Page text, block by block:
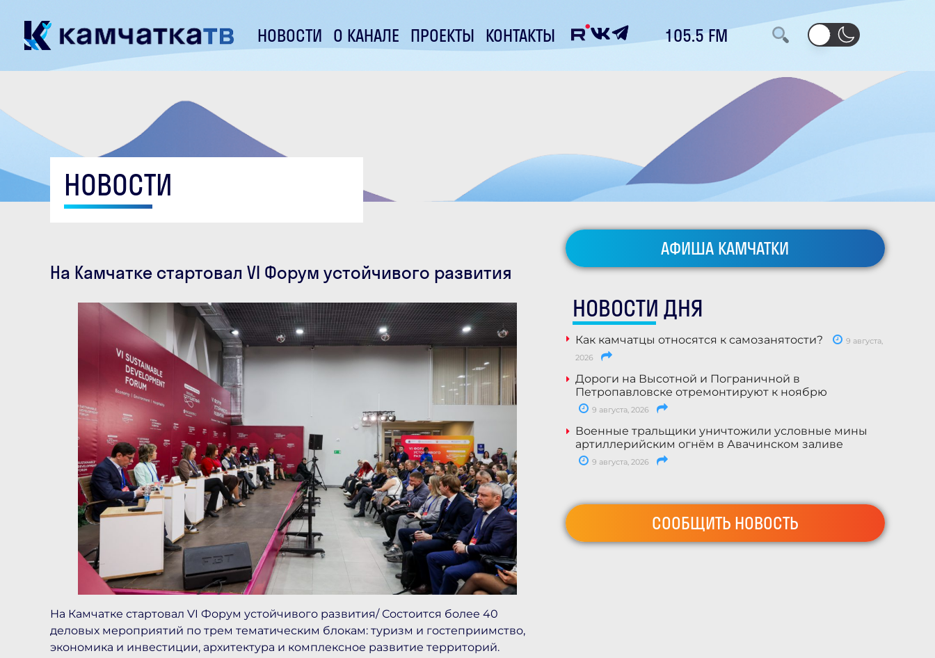
НОВОСТИ О КАНАЛЕ ПРОЕКТЫ КОНТАКТЫ 105.5 FM
НОВОСТИ
На Камчатке стартовал VI Форум устойчивого развития
На Камчатке стартовал VI Форум устойчивого развития/ Состоится более 40
деловых мероприятий по трем тематическим блокам: туризм и гостеприимство,
экономика и инвестиции, архитектура и комплексное развитие территорий.
АФИША КАМЧАТКИ
НОВОСТИ ДНЯ
Как камчатцы относятся к самозанятости?
9 августа,
2026
Дороги на Высотной и Пограничной в
Петропавловске отремонтируют к ноябрю
9 августа, 2026
Военные тральщики уничтожили условные мины
артиллерийским огнём в Авачинском заливе
9 августа, 2026
СООБЩИТЬ НОВОСТЬ